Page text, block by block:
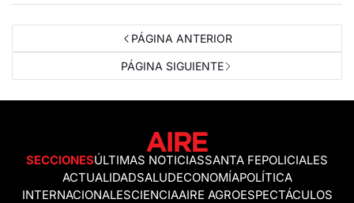
PÁGINA ANTERIOR
PÁGINA SIGUIENTE
SECCIONESÚLTIMAS NOTICIASSANTA FEPOLICIALES
ACTUALIDADSALUDECONOMÍAPOLÍTICA
INTERNACIONALESCIENCIAAIRE AGROESPECTÁCULOS